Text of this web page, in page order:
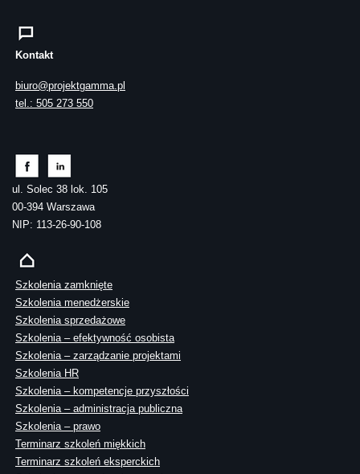
Kontakt
biuro@projektgamma.pl
tel.: 505 273 550
ul. Solec 38 lok. 105
00-394 Warszawa
NIP: 113-26-90-108
Szkolenia zamknięte
Szkolenia menedżerskie
Szkolenia sprzedażowe
Szkolenia – efektywność osobista
Szkolenia – zarządzanie projektami
Szkolenia HR
Szkolenia – kompetencje przyszłości
Szkolenia – administracja publiczna
Szkolenia – prawo
Terminarz szkoleń miękkich
Terminarz szkoleń eksperckich